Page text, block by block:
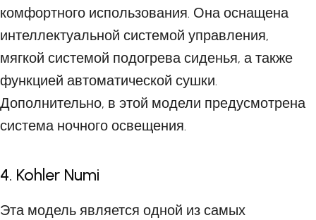
комфортного использования. Она оснащена
интеллектуальной системой управления,
мягкой системой подогрева сиденья, а также
функцией автоматической сушки.
Дополнительно, в этой модели предусмотрена
система ночного освещения.
4. Kohler Numi
Эта модель является одной из самых